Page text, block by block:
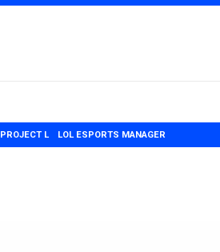
PROJECT L LOL ESPORTS MANAGER